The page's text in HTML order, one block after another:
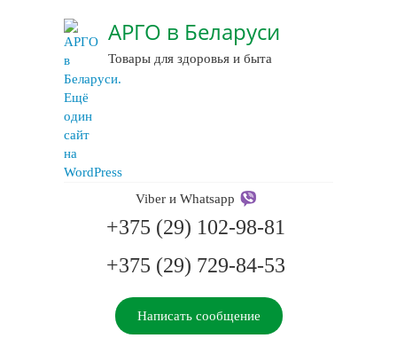
АРГО в Беларуси
Товары для здоровья и быта
Viber и Whatsapp
+375 (29) 102-98-81
+375 (29) 729-84-53
Написать сообщение